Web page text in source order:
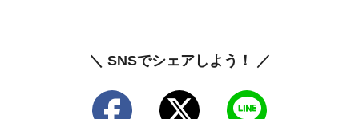
＼ SNSでシェアしよう！ ／